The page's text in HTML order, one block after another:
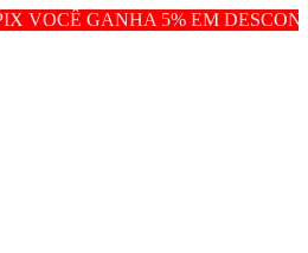
VOCÊ GANHA 5% EM